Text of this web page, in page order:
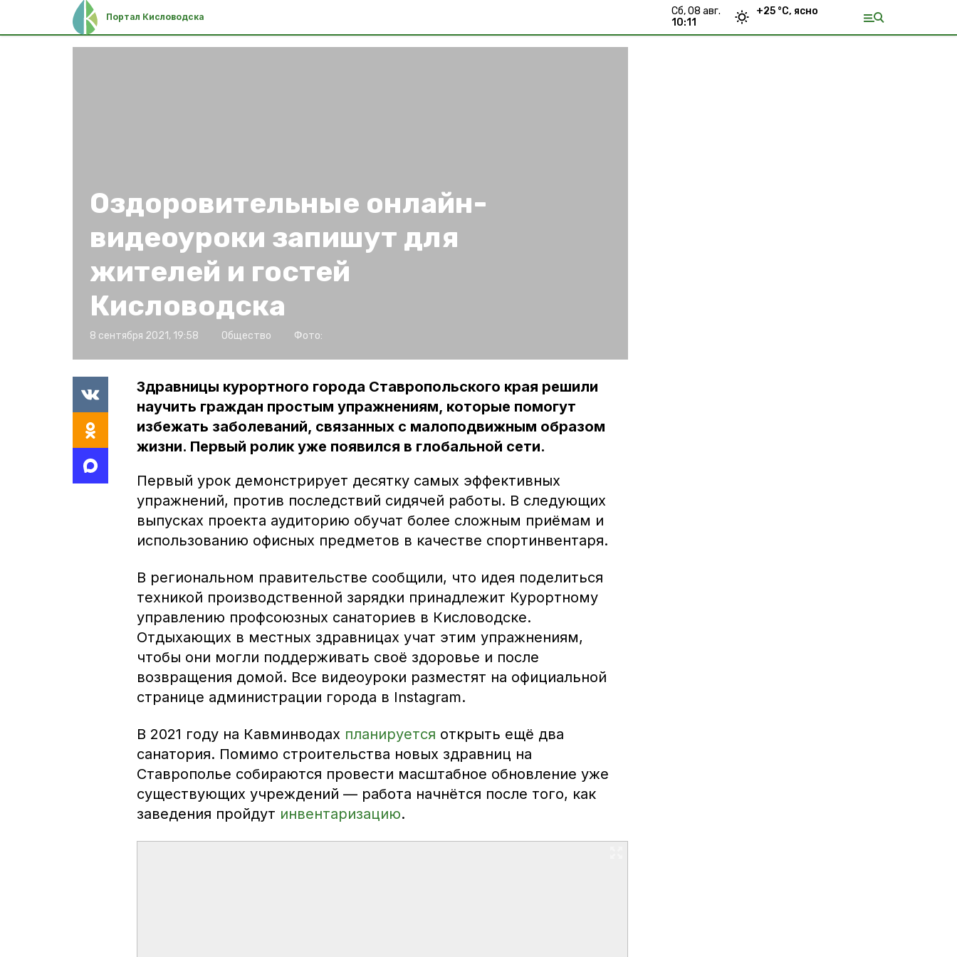
Портал Кисловодска
сб, 08 авг.
10:11
+25 °С, ясно
Оздоровительные онлайн-
видеоуроки запишут для
жителей и гостей
Кисловодска
8 сентября 2021, 19:58 Общество Фото:
Здравницы курортного города Ставропольского края решили
научить граждан простым упражнениям, которые помогут
избежать заболеваний, связанных с малоподвижным образом
жизни. Первый ролик уже появился в глобальной сети.
Первый урок демонстрирует десятку самых эффективных
упражнений, против последствий сидячей работы. В следующих
выпусках проекта аудиторию обучат более сложным приёмам и
использованию офисных предметов в качестве спортинвентаря.
В региональном правительстве сообщили, что идея поделиться
техникой производственной зарядки принадлежит Курортному
управлению профсоюзных санаториев в Кисловодске.
Отдыхающих в местных здравницах учат этим упражнениям,
чтобы они могли поддерживать своё здоровье и после
возвращения домой. Все видеоуроки разместят на официальной
странице администрации города в Instagram.
В 2021 году на Кавминводах планируется открыть ещё два
санатория. Помимо строительства новых здравниц на
Ставрополье собираются провести масштабное обновление уже
существующих учреждений — работа начнётся после того, как
заведения пройдут инвентаризацию.